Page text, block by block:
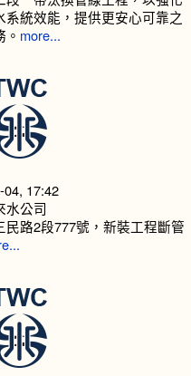
系統效能，提供更安心可靠之
more...
04, 17:42
水公司
民路2段777號，新裝工程斷管